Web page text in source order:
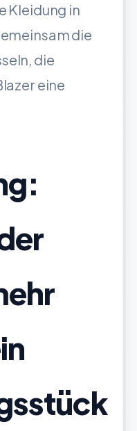
Kleidung in
die
die
eine